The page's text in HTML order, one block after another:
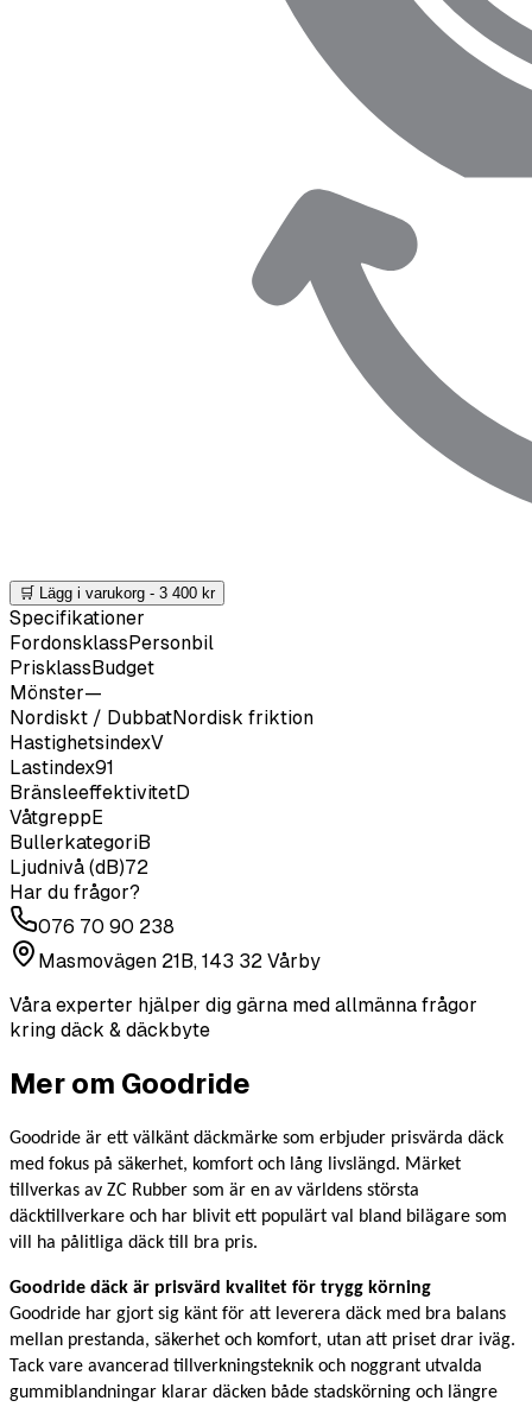
🛒 Lägg i varukorg - 3 400 kr
Specifikationer
FordonsklassPersonbil
PrisklassBudget
Mönster—
Nordiskt / DubbatNordisk friktion
HastighetsindexV
Lastindex91
BränsleeffektivitetD
VåtgreppE
BullerkategoriB
Ljudnivå (dB)72
Har du frågor?
076 70 90 238
Masmovägen 21B, 143 32 Vårby
Våra experter hjälper dig gärna med allmänna frågor
kring däck & däckbyte
Mer om Goodride
Goodride är ett välkänt däckmärke som erbjuder prisvärda däck
med fokus på säkerhet, komfort och l ång livslängd. Märket
tillverkas av ZC Rubber som är en av världens största
däcktillverkare och har blivit ett popul ärt val bland bil ägare som
vill ha på litliga däck till bra pris.
Goodride däck är prisvärd kvalitet för trygg körning
Goodride har gjort sig känt för att leverera däck med bra balans
mellan prestanda, säkerhet och komfort, utan att priset drar iväg.
Tack vare avancerad tillverkningsteknik och noggrant utvalda
gummiblandningar klarar däcken både stadskörning och l ängre